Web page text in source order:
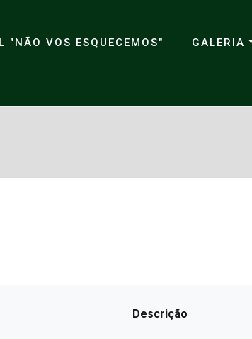
"NÃO VOS ESQUECEMOS" GALERIA
Descrição